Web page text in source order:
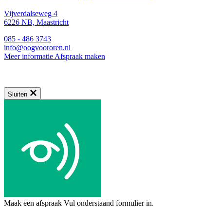
Vijverdalseweg 4
6226 NB, Maastricht
085 - 486 3743
info@oogvoororen.nl
Meer informatie Afspraak maken
Sluiten
Maak een afspraak Vul onderstaand formulier in.